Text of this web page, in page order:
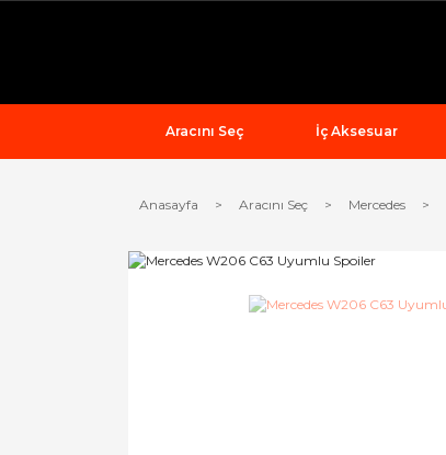
Aracını Seç İç Aksesuar
Anasayfa Aracını Seç Mercedes